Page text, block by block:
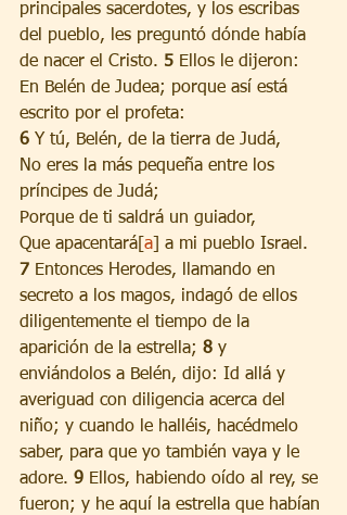
principales sacerdotes, y los escribas
del pueblo, les preguntó dónde había
de nacer el Cristo. 5 Ellos le dijeron:
En Belén de Judea; porque así está
escrito por el profeta:
6 Y tú, Belén, de la tierra de Judá,
No eres la más pequeña entre los
príncipes de Judá;
Porque de ti saldrá un guiador,
Que apacentará[ a ] a mi pueblo Israel.
7 Entonces Herodes, llamando en
secreto a los magos, indagó de ellos
diligentemente el tiempo de la
aparición de la estrella; 8 y
enviándolos a Belén, dijo: Id allá y
averiguad con diligencia acerca del
niño; y cuando le halléis, hacédmelo
saber, para que yo también vaya y le
adore. 9 Ellos, habiendo oído al rey, se
fueron; y he aquí la estrella que habían